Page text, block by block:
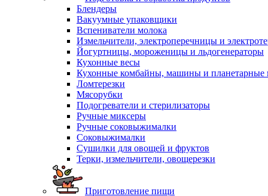
Блендеры
Вакуумные упаковщики
Вспениватели молока
Измельчители, электроперечницы и
Йогуртницы, мороженицы и льдогенераторы
Кухонные весы
Кухонные комбайны, машины и планетарные
Ломтерезки
Мясорубки
Подогреватели и стерилизаторы
Ручные миксеры
Ручные соковыжималки
Соковыжималки
Сушилки для овощей и фруктов
Терки, измельчители, овощерезки
Приготовление пищи